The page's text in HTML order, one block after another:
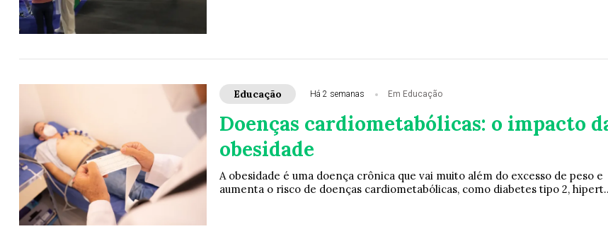
Educação Há 2 semanas Em Educação
Doenças cardiometabólicas: o impacto
obesidade
A obesidade é uma doença crônica que vai muito além do excesso de peso e
aumenta o risco de doenças cardiometabólicas, como diabetes tipo 2,